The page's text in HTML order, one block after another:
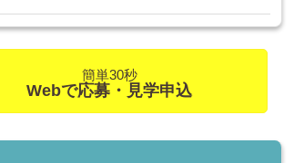
簡単30秒
Webで応募・見学申込